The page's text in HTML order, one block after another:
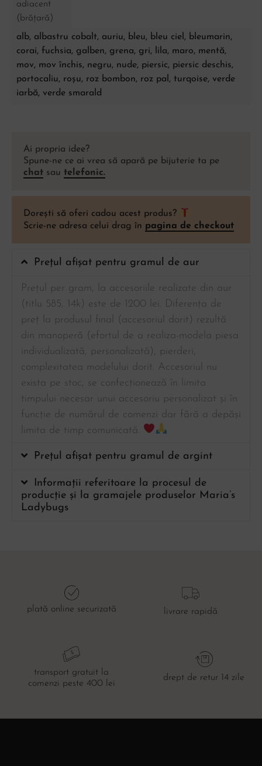
adiacent
(brățară)
alb, albastru cobalt, auriu, bleu, bleu ciel, bleumarin,
corai, fuchsia, galben, grena, gri, lila, maro, mentă,
mov, mov închis, negru, nude, piersic, piersic deschis,
portocaliu, roșu, roz bombon, roz pal, turqoise, verde
iarbă, verde smarald
Ai propria idee?
Spune-ne ce ai vrea să apară pe bijuterie ta pe
chat sau telefonic.
Dorești să oferi cadou acest produs?
Scrie-ne adresa celui drag în pagina de checkout
Prețul afișat pentru gramul de aur
Prețul per gram, la accesoriile realizate din aur
(titlu 585, 14k) este de 1200 lei. Diferența de
preț la produsul final (accesoriul dorit) rezultă
din manoperă (efortul de a realiza-modela piesa
individualizată, personalizată), pierderi,
complexitatea modelului dorit. Accesoriul nu
exista pe stoc, se confecționează în limita
timpului necesar unui accesoriu personalizat și în
funcție de numărul de comenzi dar fără a depăși
limita de timp comunicată.
Prețul afișat pentru gramul de argint
Informații referitoare la procesul de
producție și la gramajele produselor Maria’s
Ladybugs
plată online securizată livrare rapidă
transport gratuit la
comenzi peste 400 lei
drept de retur 14 zile